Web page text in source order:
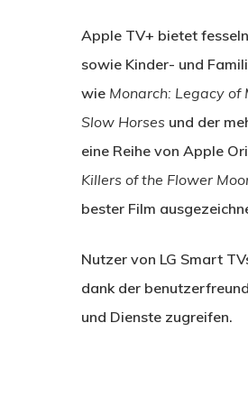
Apple TV+ bietet
sowie Kinder- und
wie Monarch: Legacy of
Slow Horses und der
eine Reihe von Apple
Killers of the Flower
bester Film
Nutzer von LG Smart
dank der
und Dienste zugreifen.